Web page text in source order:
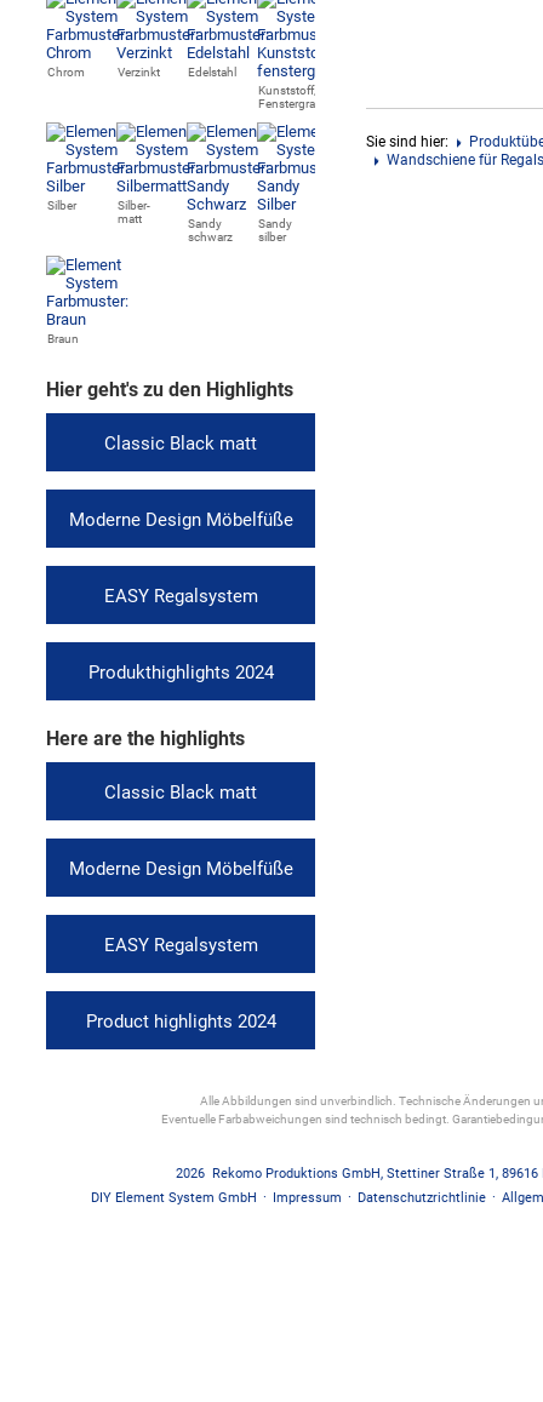
Chrom Verzinkt
Edelstahl
Kunststoff,
Fenstergrau
Silber
Silber-
matt
Sandy
schwarz
Sandy
silber
Braun
Hier geht's zu den Highlights
Classic Black matt
Moderne Design Möbelfüße
EASY Regalsystem
Produkthighlights 2024
Here are the highlights
Classic Black matt
Moderne Design Möbelfüße
EASY Regalsystem
Product highlights 2024
Sie sind hier:
Wandschiene für
Alle Abbildungen sind unverbindlich. Technische Änderungen
Eventuelle Farbabweichungen sind technisch bedingt.
2026 Rekomo Produktions GmbH, Stettiner Straße 1, 89616
DIY Element System GmbH · Impressum · Datenschutzrichtlinie ·